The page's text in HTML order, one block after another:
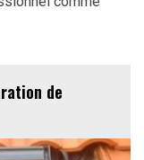
de